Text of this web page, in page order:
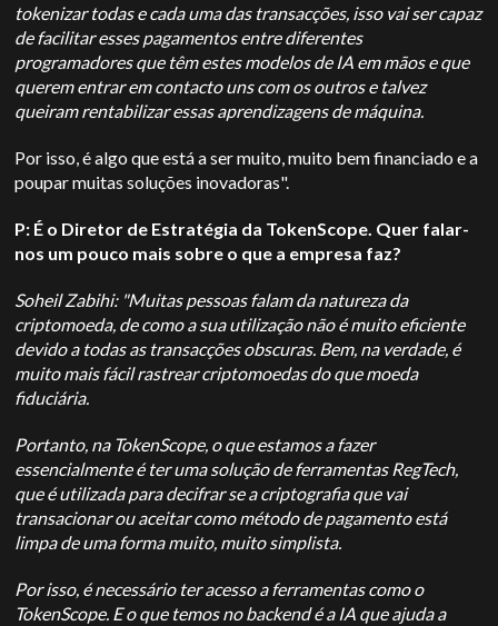
tokenizar todas e cada uma das transacções, isso vai ser capaz
de facilitar esses pagamentos entre diferentes
programadores que têm estes modelos de IA em mãos e que
querem entrar em contacto uns com os outros e talvez
queiram rentabilizar essas aprendizagens de máquina.
Por isso, é algo que está a ser muito, muito bem financiado e a
poupar muitas soluções inovadoras".
P: É o Diretor de Estratégia da TokenScope. Quer falar-
nos um pouco mais sobre o que a empresa faz?
Soheil Zabihi: "Muitas pessoas falam da natureza da
criptomoeda, de como a sua utilização não é muito eficiente
devido a todas as transacções obscuras. Bem, na verdade, é
muito mais fácil rastrear criptomoedas do que moeda
fiduciária.
Portanto, na TokenScope, o que estamos a fazer
essencialmente é ter uma solução de ferramentas RegTech,
que é utilizada para decifrar se a criptografia que vai
transacionar ou aceitar como método de pagamento está
limpa de uma forma muito, muito simplista.
Por isso, é necessário ter acesso a ferramentas como o
TokenScope. E o que temos no backend é a IA que ajuda a